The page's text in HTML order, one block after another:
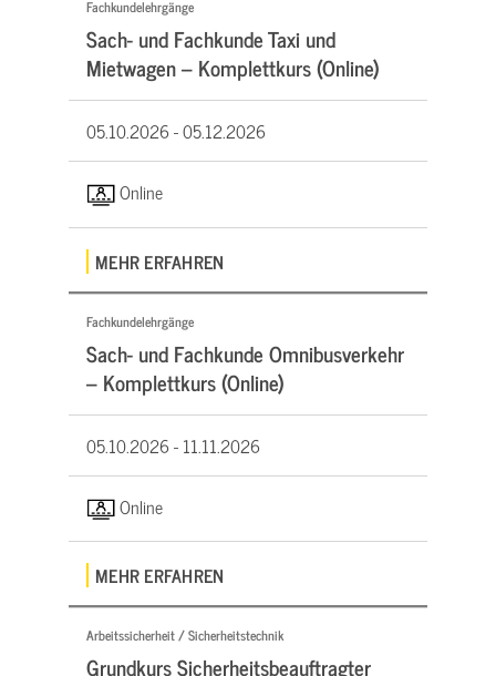
Fachkundelehrgänge
Sach- und Fachkunde Taxi und
Mietwagen – Komplettkurs (Online)
05.10.2026 -05.12.2026
Online
MEHR ERFAHREN
Fachkundelehrgänge
Sach- und Fachkunde Omnibusverkehr
– Komplettkurs (Online)
05.10.2026 -11.11.2026
Online
MEHR ERFAHREN
Arbeitssicherheit / Sicherheitstechnik
Grundkurs Sicherheitsbeauftragter